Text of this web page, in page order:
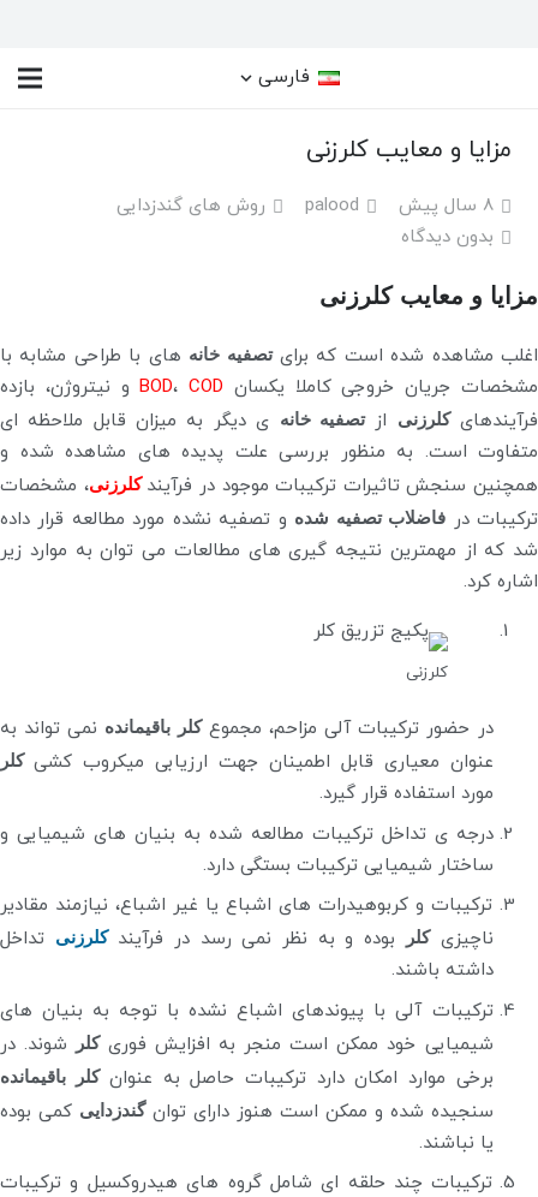
فارسی
مزایا و معایب کلرزنی
8 سال پیش palood
روش های گندزدایی
بدون دیدگاه
مزایا و معایب کلرزنی
اغلب مشاهده شده است که برایتصفیه خانه های با طراحی مشابه با
مشخصات جریان خروجی کاملا یکسان
BOD،COD
و نیتروژن، بازده
فرآیندهایکلرزنی ازتصفیه خانه ی دیگر به میزان قابل ملاحظه ای
متفاوت است. به منظور بررسی علت پدیده های مشاهده شده و
همچنین سنجش تاثیرات ترکیبات موجود در فرآیند کلرزنی، مشخصات
ترکیبات در فاضلاب تصفیه شده و تصفیه نشده مورد مطالعه قرار داده
شد که از مهمترین نتیجه گیری های مطالعات می توان به موارد زیر
اشاره کرد.
کلرزنی
در حضور ترکیبات آلی مزاحم، مجموعکلر باقیمانده نمی تواند به
عنوان معیاری قابل اطمینان جهت ارزیابی میکروب کشی کلر
مورد استفاده قرار گیرد.
درجه ی تداخل ترکیبات مطالعه شده به بنیان های شیمیایی و
ساختار شیمیایی ترکیبات بستگی دارد.
ترکیبات و کربوهیدرات های اشباع یا غیر اشباع، نیازمند مقادیر
ناچیزیکلر بوده و به نظر نمی رسد در فرآیندکلرزنی تداخل
داشته باشند.
ترکیبات آلی با پیوندهای اشباع نشده با توجه به بنیان های
شیمیایی خود ممکن است منجر به افزایش فوریکلر شوند. در
برخی موارد امکان دارد ترکیبات حاصل به عنوانکلر باقیمانده
سنجیده شده و ممکن است هنوز دارای توانگندزدایی کمی بوده
یا نباشند.
ترکیبات چند حلقه ای شامل گروه های هیدروکسیل و ترکیبات